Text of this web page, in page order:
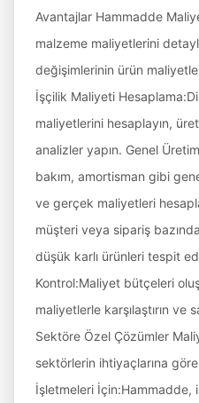
Avantajlar Hammadde
malzeme maliyetlerini
değişimlerinin ürün
İşçilik Maliyeti
maliyetlerini hesaplayın,
analizler yapın. Genel
bakım, amortisman gibi
ve gerçek maliyetleri
müşteri veya sipariş
düşük karlı ürünleri tespit
Kontrol:Maliyet bütçeleri
maliyetlerle karşılaştırın ve
Sektöre Özel Çözümler
sektörlerin ihtiyaçlarına
İşletmeleri İçin:Hammadde,